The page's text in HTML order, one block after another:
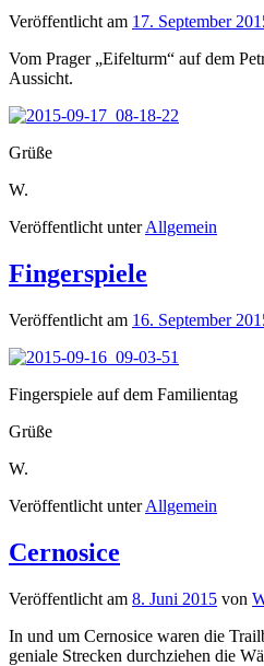
Veröffentlicht am 17. September
Vom Prager „Eifelturm“ auf dem
Aussicht.
Grüße
W.
Veröffentlicht unter Allgemein
Fingerspiele
Veröffentlicht am 16. September
Fingerspiele auf dem Familientag
Grüße
W.
Veröffentlicht unter Allgemein
Cernosice
Veröffentlicht am 8. Juni 2015 von
In und um Cernosice waren die
geniale Strecken durchziehen die